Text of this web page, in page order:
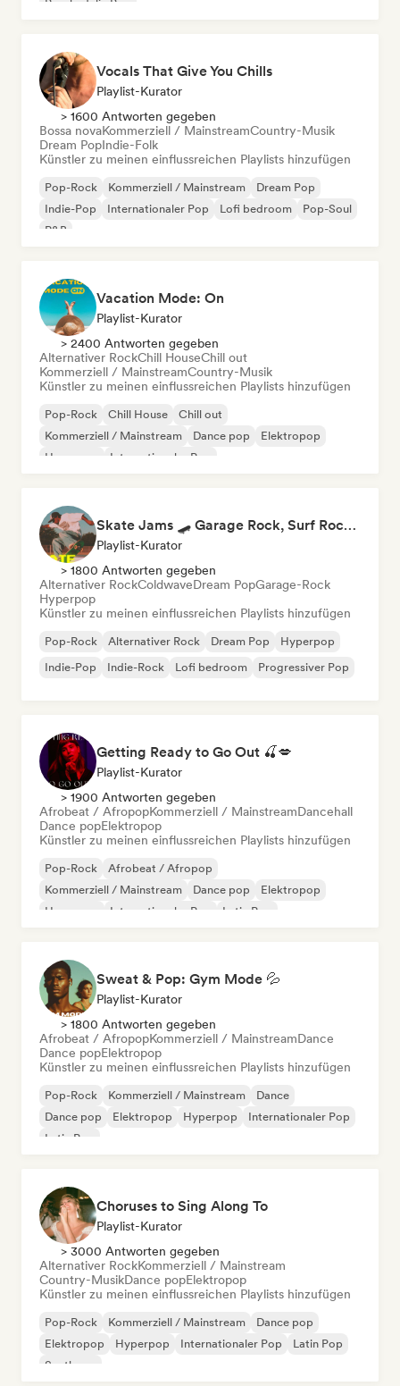
Psychedelic Pop
Vocals That Give You Chills
Playlist-Kurator
> 1600 Antworten gegeben
Bossa novaKommerziell / MainstreamCountry-Musik
Dream PopIndie-Folk
Künstler zu meinen einflussreichen Playlists hinzufügen
Pop-Rock Kommerziell / Mainstream
Dream Pop
Indie-Pop
Internationaler Pop Lofi bedroom
Pop-Soul
R&B
Vacation Mode: On
Playlist-Kurator
> 2400 Antworten gegeben
Alternativer RockChill HouseChill out
Kommerziell / MainstreamCountry-Musik
Künstler zu meinen einflussreichen Playlists hinzufügen
Pop-Rock Chill House
Chill out
Kommerziell / Mainstream
Dance pop
Elektropop
Hyperpop
Internationaler Pop
Skate Jams 🛹 Garage Rock, Surf Rock & Neo-Psych
Playlist-Kurator
> 1800 Antworten gegeben
Alternativer RockColdwaveDream PopGarage-Rock
Hyperpop
Künstler zu meinen einflussreichen Playlists hinzufügen
Pop-Rock Alternativer Rock Dream Pop
Hyperpop
Indie-Pop
Indie-Rock Lofi bedroom Progressiver Pop
Getting Ready to Go Out 🍒💋
Playlist-Kurator
> 1900 Antworten gegeben
Afrobeat / AfropopKommerziell / MainstreamDancehall
Dance popElektropop
Künstler zu meinen einflussreichen Playlists hinzufügen
Pop-Rock
Afrobeat / Afropop
Kommerziell / Mainstream
Dance pop
Elektropop
Hyperpop
Internationaler Pop Latin Pop
Sweat & Pop: Gym Mode 💦
Playlist-Kurator
> 1800 Antworten gegeben
Afrobeat / AfropopKommerziell / MainstreamDance
Dance popElektropop
Künstler zu meinen einflussreichen Playlists hinzufügen
Pop-Rock Kommerziell / Mainstream
Dance
Dance pop
Elektropop Hyperpop
Internationaler Pop
Latin Pop
Choruses to Sing Along To
Playlist-Kurator
> 3000 Antworten gegeben
Alternativer RockKommerziell / Mainstream
Country-MusikDance popElektropop
Künstler zu meinen einflussreichen Playlists hinzufügen
Pop-Rock Kommerziell / Mainstream
Dance pop
Elektropop
Hyperpop Internationaler Pop
Latin Pop
Synthpop